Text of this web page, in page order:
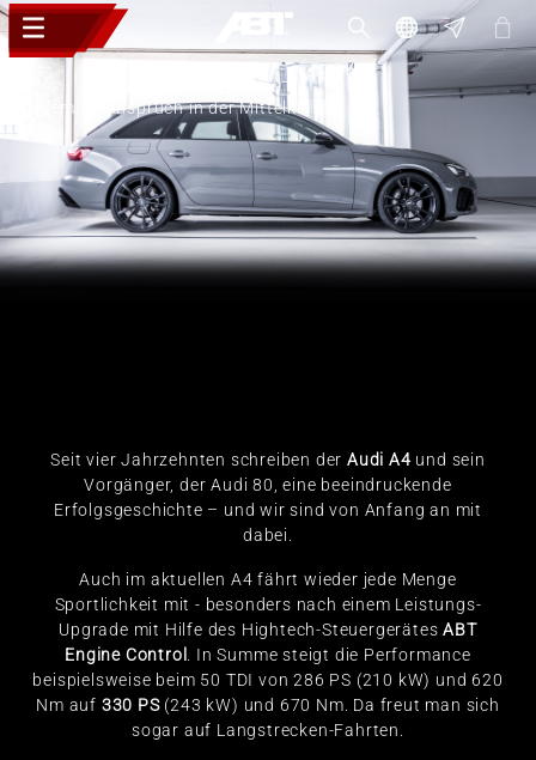
Premiumanspruch in der Mittelklasse
Seit vier Jahrzehnten schreiben der Audi A4 und sein
Vorgänger, der Audi 80, eine beeindruckende
Erfolgsgeschichte – und wir sind von Anfang an mit
dabei.
Auch im aktuellen A4 fährt wieder jede Menge
Sportlichkeit mit - besonders nach einem Leistungs-
Upgrade mit Hilfe des Hightech-SteuergerätesABT
Engine Control
. In Summe steigt die Performance
beispielsweise beim 50 TDI von 286 PS (210 kW) und 620
Nm auf 330 PS(243 kW) und 670 Nm. Da freut man sich
sogar auf Langstrecken-Fahrten.